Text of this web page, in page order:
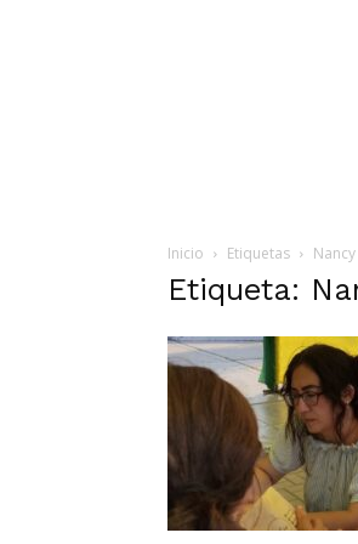
Inicio
Etiquetas
Etiqueta: